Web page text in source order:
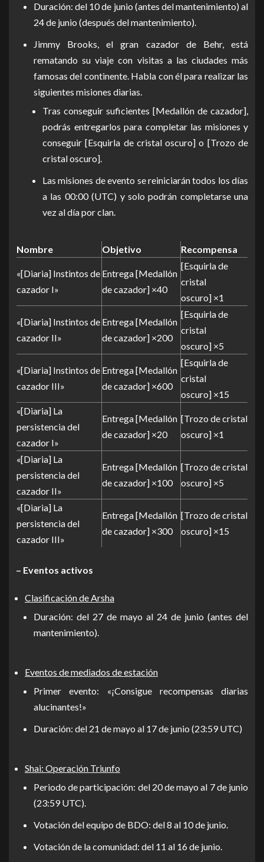
Duración: del 10 de junio (antes del mantenimiento) al
24 de junio (después del mantenimiento).
Jimmy Brooks, el gran cazador de Behr, está
rematando su viaje con visitas a las ciudades más
famosas del continente. Habla con él para realizar las
siguientes misiones diarias.
Tras conseguir suficientes [Medallón de cazador],
podrás entregarlos para completar las misiones y
conseguir [Esquirla de cristal oscuro] o [Trozo de
cristal oscuro].
Las misiones de evento se reiniciarán todos los días
a las 00:00 (UTC) y solo podrán completarse una
vez al día por clan.
Nombre Objetivo Recompensa
«[Diaria] Instintos de
cazador I»
Entrega [Medallón
de cazador] ×40
[Esquirla de
cristal
oscuro] ×1
«[Diaria] Instintos de
cazador II»
Entrega [Medallón
de cazador] ×200
[Esquirla de
cristal
oscuro] ×5
«[Diaria] Instintos de
cazador III»
Entrega [Medallón
de cazador] ×600
[Esquirla de
cristal
oscuro] ×15
«[Diaria] La
persistencia del
cazador I»
Entrega [Medallón
de cazador] ×20
[Trozo de cristal
oscuro] ×1
«[Diaria] La
persistencia del
cazador II»
Entrega [Medallón
de cazador] ×100
[Trozo de cristal
oscuro] ×5
«[Diaria] La
persistencia del
cazador III»
Entrega [Medallón
de cazador] ×300
[Trozo de cristal
oscuro] ×15
– Eventos activos
Clasificación de Arsha
Duración: del 27 de mayo al 24 de junio (antes del
mantenimiento).
Eventos de mediados de estación
Primer evento: «¡Consigue recompensas diarias
alucinantes!»
Duración: del 21 de mayo al 17 de junio (23:59 UTC)
Shai: Operación Triunfo
Periodo de participación: del 20 de mayo al 7 de junio
(23:59 UTC).
Votación del equipo de BDO: del 8 al 10 de junio.
Votación de la comunidad: del 11 al 16 de junio.